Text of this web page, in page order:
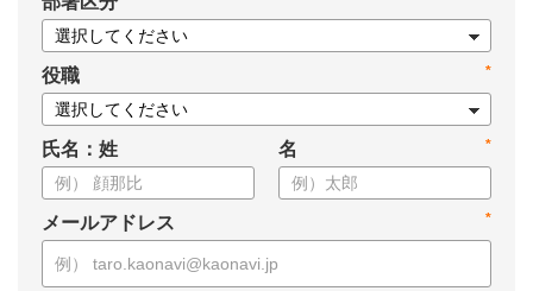
*
役職
氏名：姓 *
名
*
メールアドレス